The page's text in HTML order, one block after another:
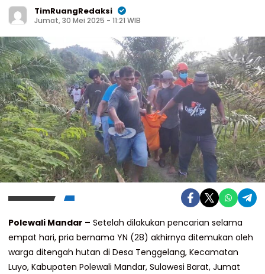
TimRuangRedaksi
Jumat, 30 Mei 2025 - 11:21 WIB
Polewali Mandar – Setelah dilakukan pencarian selama
empat hari, pria bernama YN (28) akhirnya ditemukan oleh
warga ditengah hutan di Desa Tenggelang, Kecamatan
Luyo, Kabupaten Polewali Mandar, Sulawesi Barat, Jumat